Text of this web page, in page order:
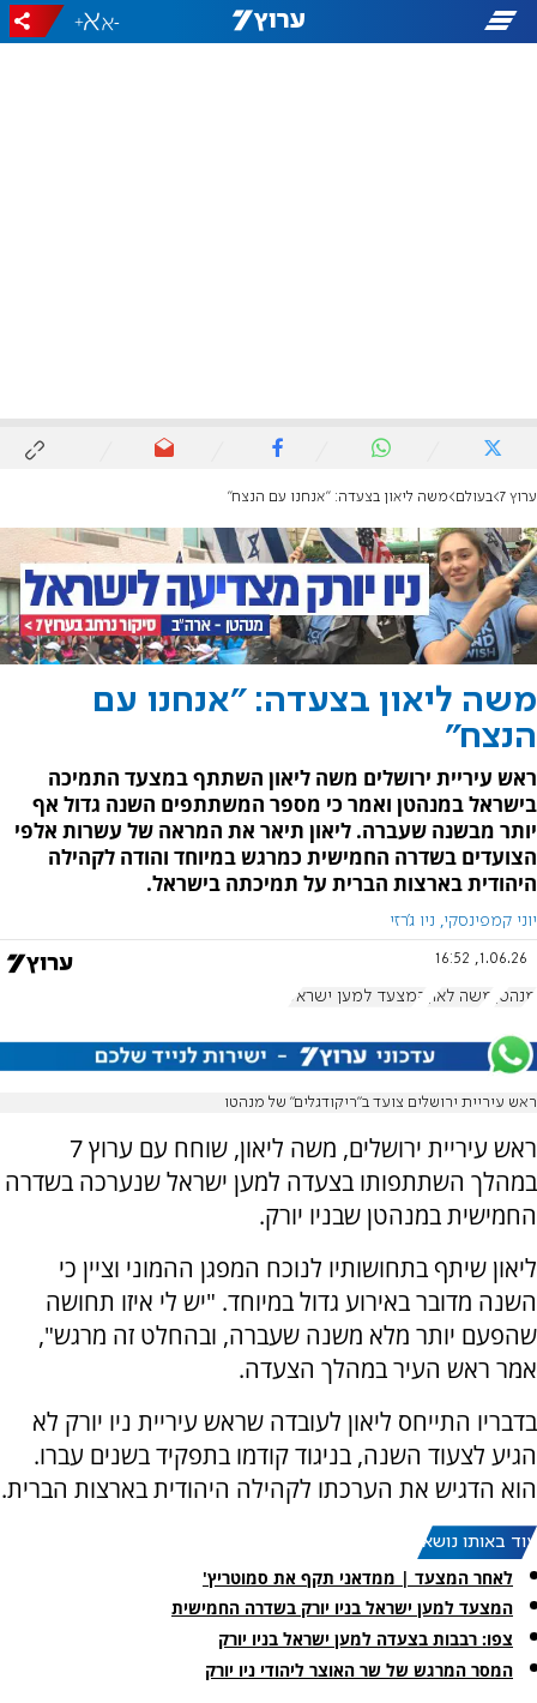
-
+
ערוץ 7 בעולם משה ליאון בצעדה: "אנחנו עם הנצח"
משה ליאון בצעדה: "אנחנו עם
הנצח"
ראש עיריית ירושלים משה ליאון השתתף במצעד התמיכה
בישראל במנהטן ואמר כי מספר המשתתפים השנה גדול אף
יותר מבשנה שעברה. ליאון תיאר את המראה של עשרות אלפי
הצועדים בשדרה החמישית כמרגש במיוחד והודה לקהילה
היהודית בארצות הברית על תמיכתה בישראל.
יוני קמפינסקי, ניו ג'רזי
1.06.26, 16:52
מנהטן משה לאון המצעד למען ישראל
ראש עיריית ירושלים צועד ב"ריקודגלים" של מנהטו
ראש עיריית ירושלים, משה ליאון, שוחח עם ערוץ 7
במהלך השתתפותו בצעדה למען ישראל שנערכה בשדרה
החמישית במנהטן שבניו יורק.
ליאון שיתף בתחושותיו לנוכח המפגן ההמוני וציין כי
השנה מדובר באירוע גדול במיוחד. "יש לי איזו תחושה
שהפעם יותר מלא משנה שעברה, ובהחלט זה מרגש",
אמר ראש העיר במהלך הצעדה.
בדבריו התייחס ליאון לעובדה שראש עיריית ניו יורק לא
הגיע לצעוד השנה, בניגוד קודמו בתפקיד בשנים עברו.
הוא הדגיש את הערכתו לקהילה היהודית בארצות הברית.
עוד באותו נושא:
לאחר המצעד | ממדאני תקף את סמוטריץ'
המצעד למען ישראל בניו יורק בשדרה החמישית
צפו: רבבות בצעדה למען ישראל בניו יורק
המסר המרגש של שר האוצר ליהודי ניו יורק